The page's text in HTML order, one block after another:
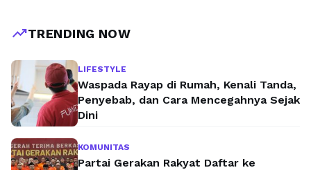
trending_upTRENDING NOW
LIFESTYLE
Waspada Rayap di Rumah, Kenali Tanda,
Penyebab, dan Cara Mencegahnya Sejak
Dini
KOMUNITAS
Partai Gerakan Rakyat Daftar ke